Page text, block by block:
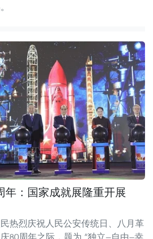
年：国家成就展隆重开展
热烈庆祝人民公安传统日、八月革